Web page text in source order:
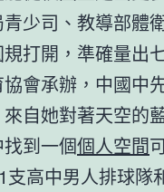
少司、教導部體
打開，準確量出
會承辦，中國中
自她對著天空的
到一個個人空間
高中男人排球隊